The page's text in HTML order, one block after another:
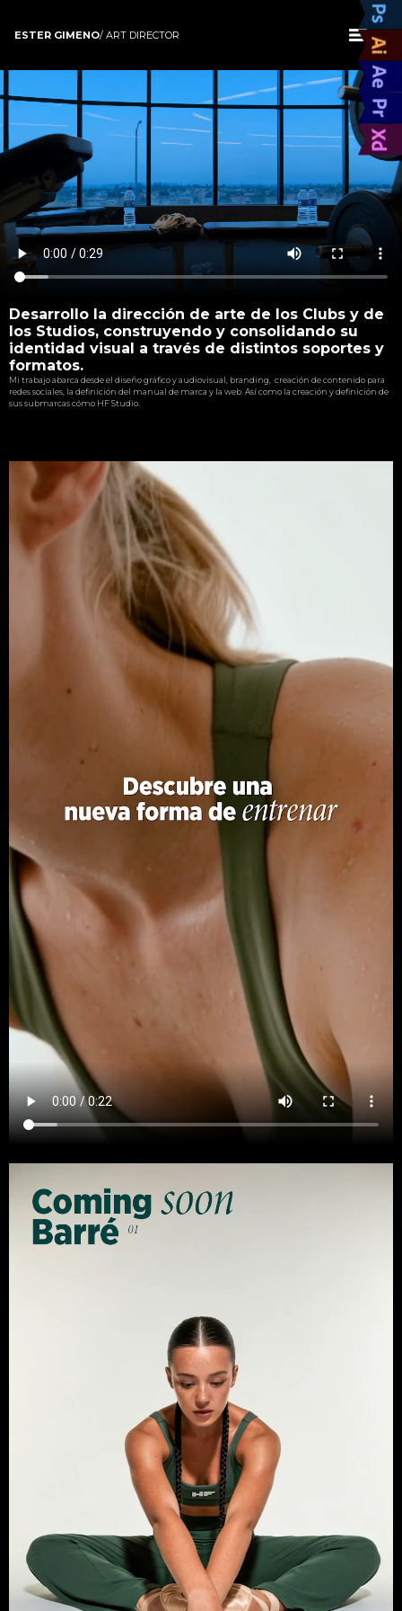
ESTER GIMENO/ ART DIRECTOR
Desarrollo la dirección de arte de los Clubs y de
los Studios, construyendo y consolidando su
identidad visual a través de distintos soportes y
formatos.
Mi trabajo abarca desde el diseño gráfico y audiovisual, branding, creación de contenido para
redes sociales, la definición del manual de marca y la web. Así como la creación y definición de
sus submarcas cómo HF Studio.